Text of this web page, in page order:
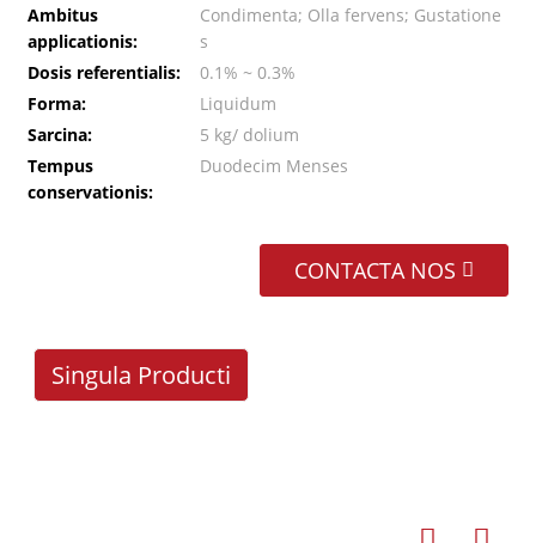
Ambitus
applicationis:
Condimenta; Olla fervens; Gustatione
s
Dosis referentialis:
0.1% ~ 0.3%
Forma:
Liquidum
Sarcina:
5 kg/ dolium
Tempus
conservationis:
Duodecim Menses
CONTACTA NOS
Singula Producti